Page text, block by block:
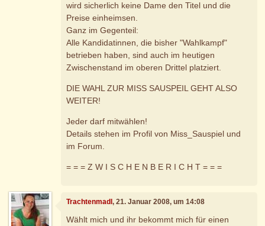
wird sicherlich keine Dame den Titel und die
Preise einheimsen.
Ganz im Gegenteil:
Alle Kandidatinnen, die bisher "Wahlkampf"
betrieben haben, sind auch im heutigen
Zwischenstand im oberen Drittel platziert.
DIE WAHL ZUR MISS SAUSPEIL GEHT ALSO
WEITER!
Jeder darf mitwählen!
Details stehen im Profil von Miss_Sauspiel und
im Forum.
= = = Z W I S C H E N B E R I C H T = = =
Trachtenmadl, 21. Januar 2008, um 14:08
Wählt mich und ihr bekommt mich für einen